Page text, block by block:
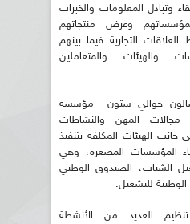
وتبادل المعلومات والخبرات
وعرض منتجاتهم
التجارية فيما بينهم
والمتعاملين
حوالي ستون مؤسسة
المهن والنشاطات
جانب الهيئات المكلفة بتنفيذ
المؤسسات المصغرة، وهي
الشباب، الصندوق الوطني
الوطنية للتشغيل.
العديد من الأنشطة